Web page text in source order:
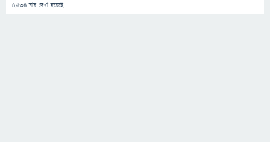
4,534 বার দেখা হয়েছে